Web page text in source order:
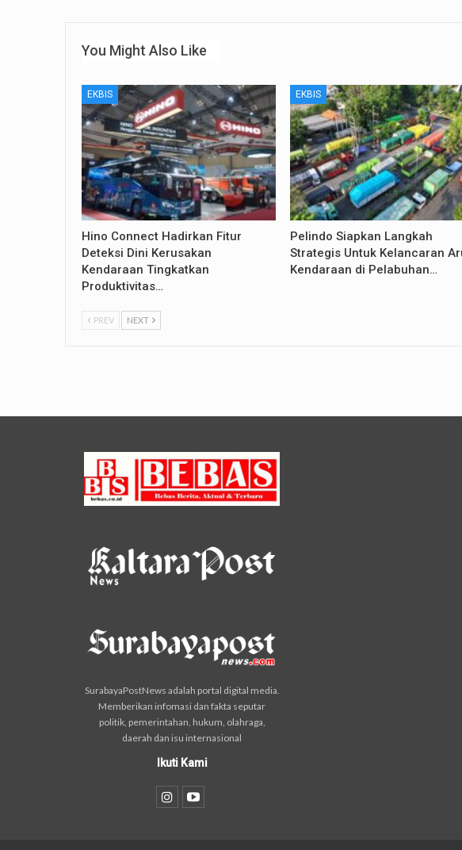
You Might Also Like
EKBIS
Hino Connect Hadirkan Fitur
Deteksi Dini Kerusakan
Kendaraan Tingkatkan
Produktivitas…
EKBIS
Pelindo Siapkan Langkah
Strategis Untuk Kelancaran
Kendaraan di Pelabuhan…
PREV NEXT
SurabayaPostNews adalah portal digital media.
Memberikan infomasi dan fakta seputar
politik, pemerintahan, hukum, olahraga,
daerah dan isu internasional
Ikuti Kami